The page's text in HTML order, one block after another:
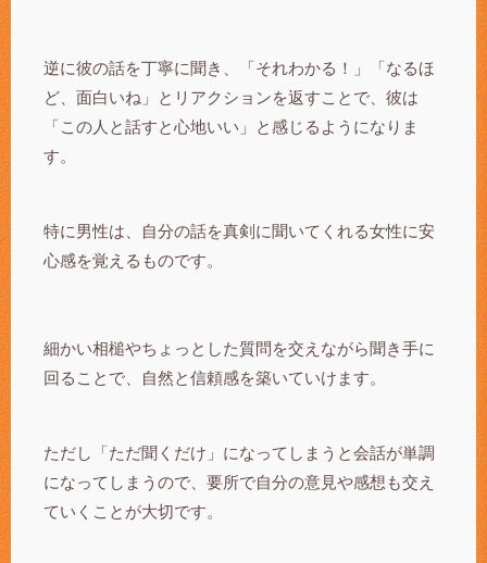
逆に彼の話を丁寧に聞き、「それわかる！」「なるほ
ど、面白いね」とリアクションを返すことで、彼は
「この人と話すと心地いい」と感じるようになりま
す。
特に男性は、自分の話を真剣に聞いてくれる女性に安
心感を覚えるものです。
細かい相槌やちょっとした質問を交えながら聞き手に
回ることで、自然と信頼感を築いていけます。
ただし「ただ聞くだけ」になってしまうと会話が単調
になってしまうので、要所で自分の意見や感想も交え
ていくことが大切です。